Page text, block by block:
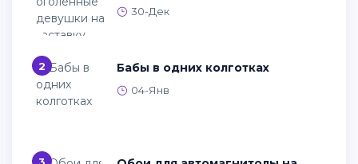
30-Дек
2 Бабы в одних колготках
04-Янв